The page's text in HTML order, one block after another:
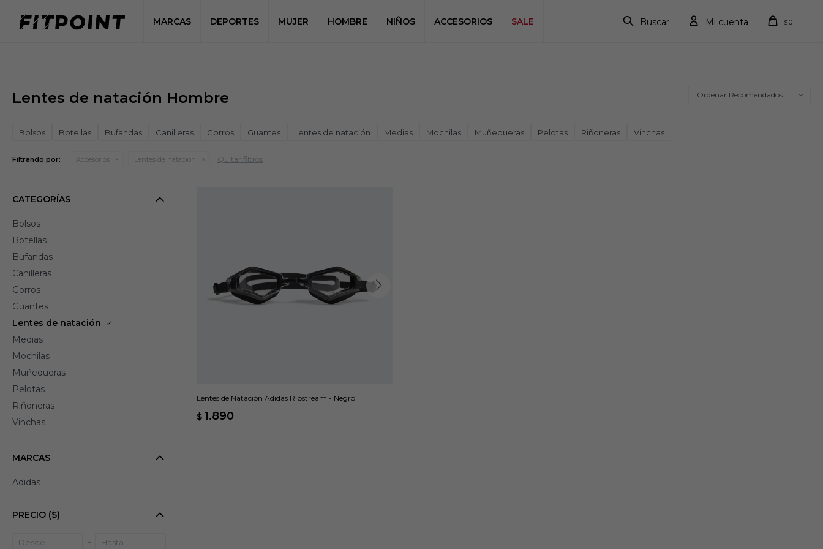
MARCAS DEPORTES MUJER HOMBRE NIÑOS ACCESORIOS SALE $0
Lentes de natación Hombre Recomendados
Bolsos Botellas Bufandas Canilleras Gorros Guantes Lentes de natación Medias Mochilas Muñequeras Pelotas Riñoneras Vinchas
Filtrando por: Accesorios Lentes de natación Quitar filtros
Lentes de Natación Adidas Ripstream - Negro
$ 1.890
CATEGORÍAS
Bolsos
Botellas
Bufandas
Canilleras
Gorros
Guantes
Lentes de natación
Medias
Mochilas
Muñequeras
Pelotas
Riñoneras
Vinchas
MARCAS
Adidas
PRECIO ($)